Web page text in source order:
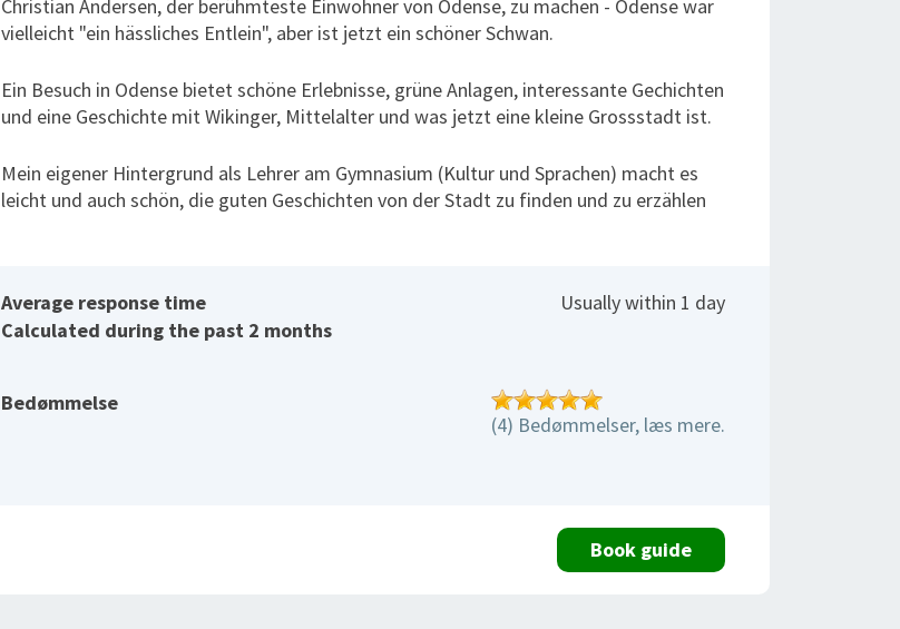
Christian Andersen, der berühmteste Einwohner von Odense, zu machen - Odense war
vielleicht "ein hässliches Entlein", aber ist jetzt ein schöner Schwan.
Ein Besuch in Odense bietet schöne Erlebnisse, grüne Anlagen, interessante Gechichten
und eine Geschichte mit Wikinger, Mittelalter und was jetzt eine kleine Grossstadt ist.
Mein eigener Hintergrund als Lehrer am Gymnasium (Kultur und Sprachen) macht es
leicht und auch schön, die guten Geschichten von der Stadt zu finden und zu erzählen
Average response time
Calculated during the past 2 months
Usually within 1 day
Bedømmelse
(4) Bedømmelser, læs mere.
Book guide